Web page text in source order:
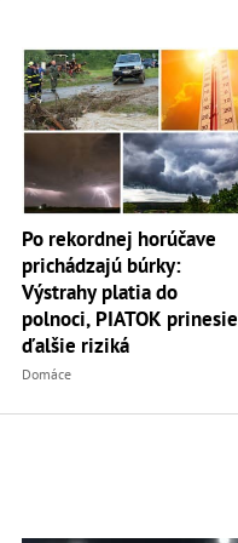
Po rekordnej horúčave
prichádzajú búrky:
Výstrahy platia do
polnoci, PIATOK prinesie
ďalšie riziká
Domáce